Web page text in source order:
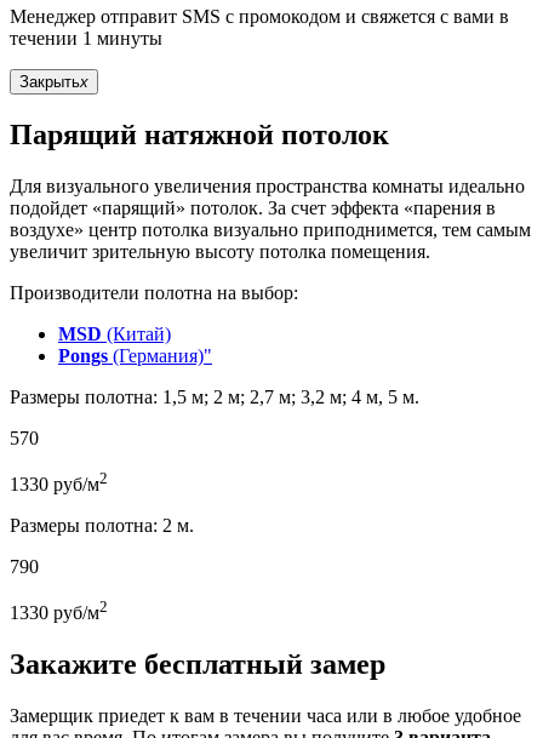
Менеджер отправит SMS с промокодом и свяжется с вами в
течении 1 минуты
Закрытьx
Парящий натяжной потолок
Для визуального увеличения пространства комнаты идеально
подойдет «парящий» потолок. За счет эффекта «парения в
воздухе» центр потолка визуально приподнимется, тем самым
увеличит зрительную высоту потолка помещения.
Производители полотна на выбор:
MSD (Китай)
Pongs (Германия)"
Размеры полотна: 1,5 м; 2 м; 2,7 м; 3,2 м; 4 м, 5 м.
570
1330 руб/м2
Размеры полотна: 2 м.
790
1330 руб/м2
Закажите бесплатный замер
Замерщик приедет к вам в течении часа или в любое удобное